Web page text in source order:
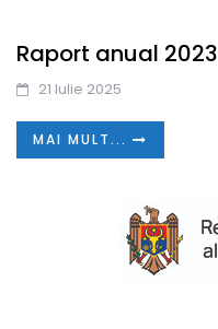
Raport anual 2023
21 Iulie 2025
MAI MULT...